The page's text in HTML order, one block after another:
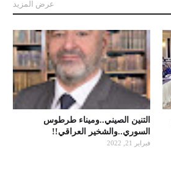
عرض المزيد
التنين الصيني..وميناء طرطوس
السوري..والشخير العراقي!!
فبراير 21, 2022